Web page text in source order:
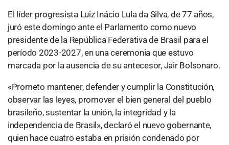
El líder progresista Luiz Inácio Lula da Silva, de 77 años,
juró este domingo ante el Parlamento como nuevo
presidente de la República Federativa de Brasil para el
período 2023-2027, en una ceremonia que estuvo
marcada por la ausencia de su antecesor, Jair Bolsonaro.
«Prometo mantener, defender y cumplir la Constitución,
observar las leyes, promover el bien general del pueblo
brasileño, sustentar la unión, la integridad y la
independencia de Brasil», declaró el nuevo gobernante,
quien hace cuatro estaba en prisión condenado por